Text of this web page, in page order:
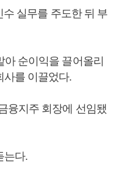
실무를 주도한 뒤 부
순이익을 끌어올리
사를 이끌었다.
융지주 회장에 선임됐
는다.